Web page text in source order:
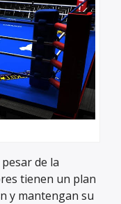
de la
tienen un plan
y mantengan su